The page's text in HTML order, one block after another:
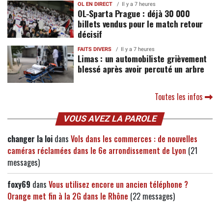
OL EN DIRECT Il y a 7 heures
OL-Sparta Prague : déjà 30 000
billets vendus pour le match retour
décisif
FAITS DIVERS Il y a 7 heures
Limas : un automobiliste grièvement
blessé après avoir percuté un arbre
Toutes les infos
VOUS AVEZ LA PAROLE
changer la loi dans Vols dans les commerces : de nouvelles
caméras réclamées dans le 6e arrondissement de Lyon (21
messages)
foxy69 dans Vous utilisez encore un ancien téléphone ?
Orange met fin à la 2G dans le Rhône (22 messages)